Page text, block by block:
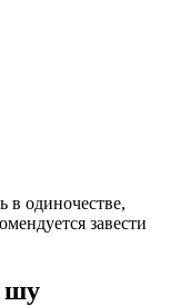
в одиночестве,
завести
шу